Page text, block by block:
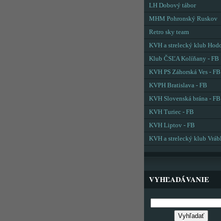
LH Dobový tábor
MHM Pohronský Ruskov
Retro sky team
KVH a strelecký klub
Klub ČSĽA Kolíňany - FB
KVH PS Záhorská Ves - FB
KVPH Bratislava - FB
KVH Slovenská brána - FB
KVH Turiec - FB
KVH Liptov - FB
KVH a strelecký klub
VYHĽADÁVANIE